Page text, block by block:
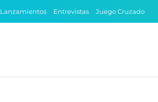
Lanzamientos Entrevistas Juego Cruzado